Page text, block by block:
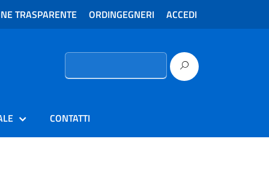
TRASPARENTE ORDINGEGNERI ACCEDI
Ricerca
CONTATTI